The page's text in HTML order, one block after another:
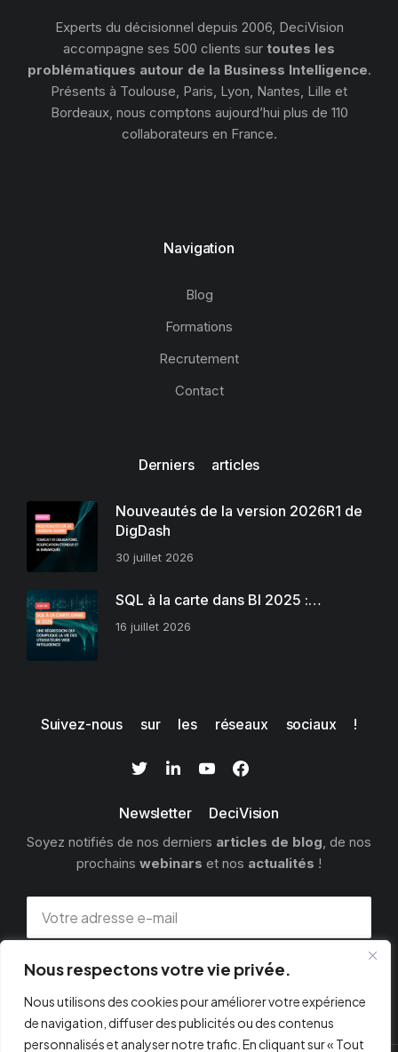
Nous respectons votre vie privée.
Nous utilisons des cookies pour améliorer votre expérience
de navigation, diffuser des publicités ou des contenus
personnalisés et analyser notre trafic. En cliquant sur « Tout
Experts du décisionnel depuis 2006, DeciVision
accompagne ses 500 clients sur toutes les
problématiques autour de la Business Intelligence.
Présents à Toulouse, Paris, Lyon, Nantes, Lille et
Bordeaux, nous comptons aujourd’hui plus de 110
collaborateurs en France.
Navigation
Blog
Formations
Recrutement
Contact
Derniers articles
Nouveautés de la version 2026R1 de
DigDash
30 juillet 2026
SQL à la carte dans BI 2025 :…
16 juillet 2026
Suivez-nous sur les réseaux sociaux !
Newsletter DeciVision
Soyez notifiés de nos derniers articles de blog, de nos
prochains webinars et nos actualités !
S'INSCRIRE